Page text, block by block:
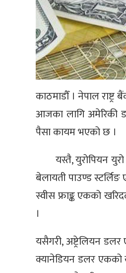
काठमाडौँ । नेपाल
आजका लागि अमेरिकी
पैसा कायम भएको छ ।
यस्तै, युरोपियन
बेलायती पाउण्ड
स्वीस फ्राङ्क एकको
।
यसैगरी, अष्ट्रेलियन
क्यानेडियन डलर एकको